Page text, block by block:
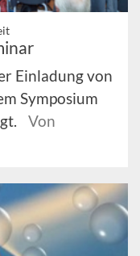
Einladung von
Symposium
Von